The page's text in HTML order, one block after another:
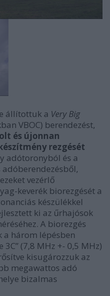
állítottuk a Very Big
VBOC) berendezést,
és újonnan
rezgését
adótoronyból és a
vezérlő
keverék biorezgését a
készülékkel
ki az űrhajósok
A biorezgés
három lépésben
(7,8 MHz +- 0,5 MHz)
kisugározzuk az
megawattos adó
bizalmas